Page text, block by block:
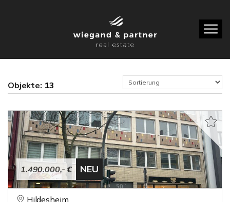
Objekte: 13
1.490.000,- € NEU
Hildesheim